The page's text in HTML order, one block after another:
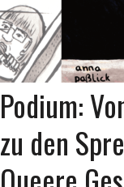
Podium:
zu den